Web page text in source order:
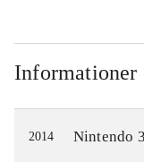
Informationer
2014 Nintendo